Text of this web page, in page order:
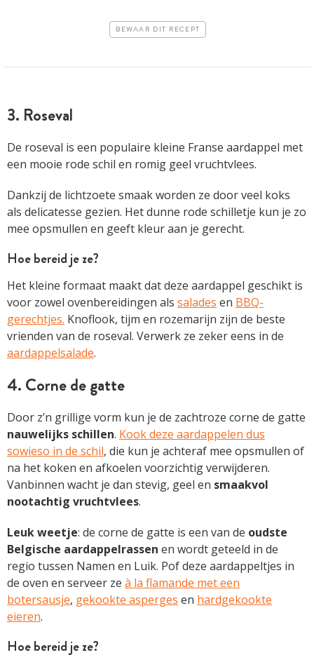
BEWAAR DIT RECEPT
3. Roseval
De roseval is een populaire kleine Franse aardappel met
een mooie rode schil en romig geel vruchtvlees.
Dankzij de lichtzoete smaak worden ze door veel koks
als delicatesse gezien. Het dunne rode schilletje kun je zo
mee opsmullen en geeft kleur aan je gerecht.
Hoe bereid je ze?
Het kleine formaat maakt dat deze aardappel geschikt is
voor zowel ovenbereidingen als salades en BBQ-
gerechtjes. Knoflook, tijm en rozemarijn zijn de beste
vrienden van de roseval. Verwerk ze zeker eens in de
aardappelsalade.
4. Corne de gatte
Door z’n grillige vorm kun je de zachtroze corne de gatte
nauwelijks schillen. Kook deze aardappelen dus
sowieso in de schil, die kun je achteraf mee opsmullen of
na het koken en afkoelen voorzichtig verwijderen.
Vanbinnen wacht je dan stevig, geel en smaakvol
nootachtig vruchtvlees.
Leuk weetje: de corne de gatte is een van de oudste
Belgische aardappelrassen en wordt geteeld in de
regio tussen Namen en Luik. Pof deze aardappeltjes in
de oven en serveer ze à la flamande met een
botersausje, gekookte asperges en hardgekookte
eieren.
Hoe bereid je ze?